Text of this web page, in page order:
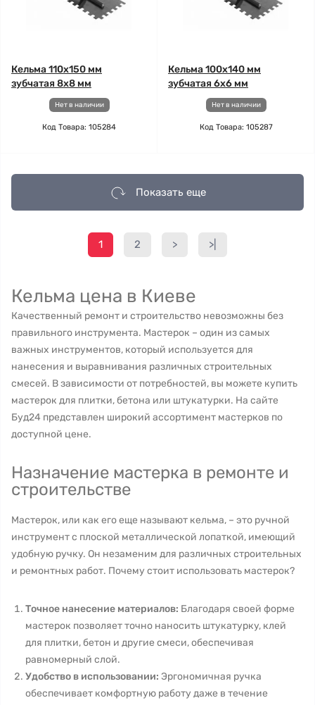
Кельма 110x150 мм
зубчатая 8х8 мм
Нет в наличии
Код Товара: 105284
Кельма 100x140 мм
зубчатая 6х6 мм
Нет в наличии
Код Товара: 105287
Показать еще
1 2 > >|
Кельма цена в Киеве
Качественный ремонт и строительство невозможны без
правильного инструмента. Мастерок – один из самых
важных инструментов, который используется для
нанесения и выравнивания различных строительных
смесей. В зависимости от потребностей, вы можете купить
мастерок для плитки, бетона или штукатурки. На сайте
Буд24 представлен широкий ассортимент мастерков по
доступной цене.
Назначение мастерка в ремонте и
строительстве
Мастерок, или как его еще называют кельма, – это ручной
инструмент с плоской металлической лопаткой, имеющий
удобную ручку. Он незаменим для различных строительных
и ремонтных работ. Почему стоит использовать мастерок?
Точное нанесение материалов: Благодаря своей форме
мастерок позволяет точно наносить штукатурку, клей
для плитки, бетон и другие смеси, обеспечивая
равномерный слой.
Удобство в использовании: Эргономичная ручка
обеспечивает комфортную работу даже в течение